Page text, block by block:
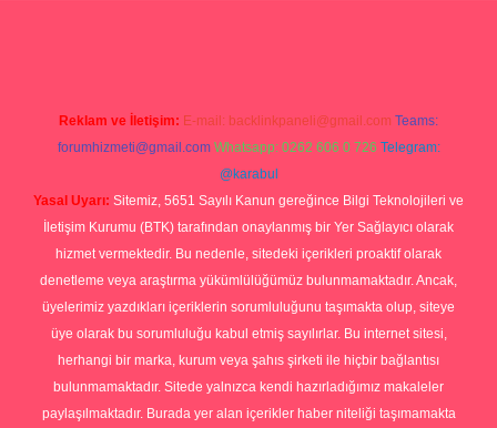
Reklam ve İletişim: E-mail: backlinkpaneli@gmail.com Teams:
forumhizmeti@gmail.com Whatsapp: 0262 606 0 726 Telegram:
@karabul
Yasal Uyarı: Sitemiz, 5651 Sayılı Kanun gereğince Bilgi Teknolojileri ve
İletişim Kurumu (BTK) tarafından onaylanmış bir Yer Sağlayıcı olarak
hizmet vermektedir. Bu nedenle, sitedeki içerikleri proaktif olarak
denetleme veya araştırma yükümlülüğümüz bulunmamaktadır. Ancak,
üyelerimiz yazdıkları içeriklerin sorumluluğunu taşımakta olup, siteye
üye olarak bu sorumluluğu kabul etmiş sayılırlar. Bu internet sitesi,
herhangi bir marka, kurum veya şahıs şirketi ile hiçbir bağlantısı
bulunmamaktadır. Sitede yalnızca kendi hazırladığımız makaleler
paylaşılmaktadır. Burada yer alan içerikler haber niteliği taşımamakta